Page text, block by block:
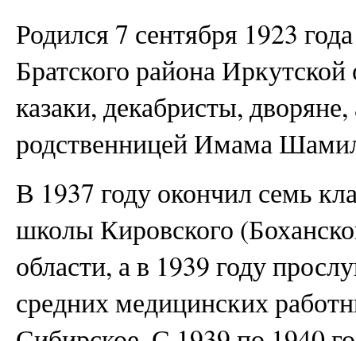
Родился 7 сентября 1923
Братского района
казаки, декабристы,
родственницей Имама
В 1937 году окончил семь
школы Кировского
области, а в 1939 году
средних медицинских